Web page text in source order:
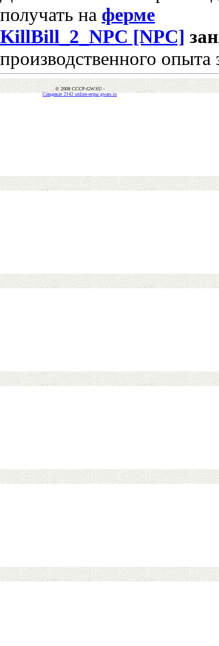
получать на ферме
KillBill_2_NPC [NPC]
производственного опыта
© 2008 CCCP-GW.SU -
Синдикат 2142 online-игры gwars.io